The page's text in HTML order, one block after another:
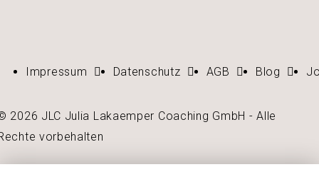
Impressum Datenschutz AGB Blog
2026 JLC Julia Lakaemper Coaching GmbH - Alle
vorbehalten